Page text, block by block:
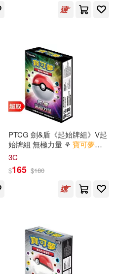
PTCG 劍&盾《起始牌組》V起
始牌組 無極力量 ⚘ 寶可夢集
換式
3C
$165 $180